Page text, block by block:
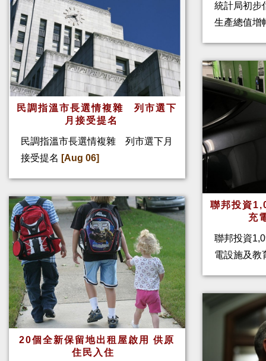
民調指溫市長選情複雜 列市選下
月接受提名
民調指溫市長選情複雜 列市選下月
接受提名 [Aug 06]
20個全新保留地出租屋啟用 供原
住民入住
統計局初步
生產總值增
聯邦投資
充
聯邦投資
電設施及教